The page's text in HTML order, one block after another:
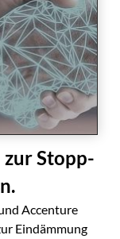
Stopp-
Accenture
Eindämmung